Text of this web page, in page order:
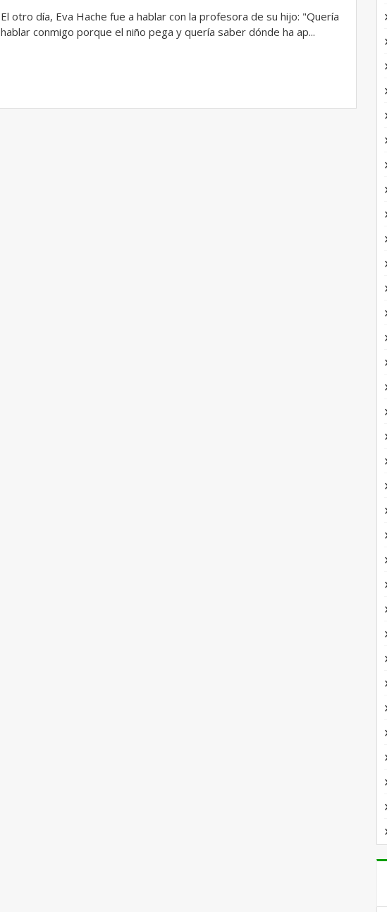
El otro día, Eva Hache fue a hablar con la profesora de su hijo: "Quería
hablar conmigo porque el niño pega y quería saber dónde ha ap...